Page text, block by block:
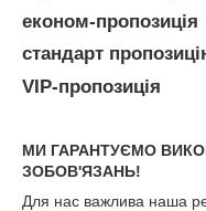
економ-пропозиція
стандарт
VIP-пропозиція
МИ ГАРАНТУЄМО
ЗОБОВ'ЯЗАНЬ!
Для нас важлива наша